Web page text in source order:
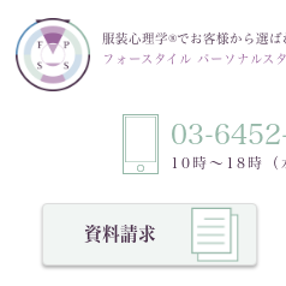
服装心理学®でお客様から選ば
フォースタイル パーソナルス
03-
10時〜18時（
資料請求